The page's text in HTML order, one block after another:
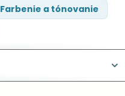
Farbenie a tónovanie